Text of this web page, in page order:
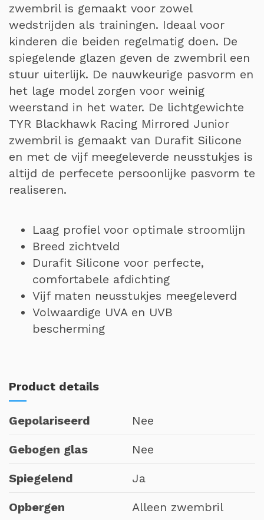
zwembril is gemaakt voor zowel
wedstrijden als trainingen. Ideaal voor
kinderen die beiden regelmatig doen. De
spiegelende glazen geven de zwembril een
stuur uiterlijk. De nauwkeurige pasvorm en
het lage model zorgen voor weinig
weerstand in het water. De lichtgewichte
TYR Blackhawk Racing Mirrored Junior
zwembril is gemaakt van Durafit Silicone
en met de vijf meegeleverde neusstukjes is
altijd de perfecete persoonlijke pasvorm te
realiseren.
Laag profiel voor optimale stroomlijn
Breed zichtveld
Durafit Silicone voor perfecte,
comfortabele afdichting
Vijf maten neusstukjes meegeleverd
Volwaardige UVA en UVB
bescherming
Product details
Gepolariseerd Nee
Gebogen glas Nee
Spiegelend Ja
Opbergen Alleen zwembril